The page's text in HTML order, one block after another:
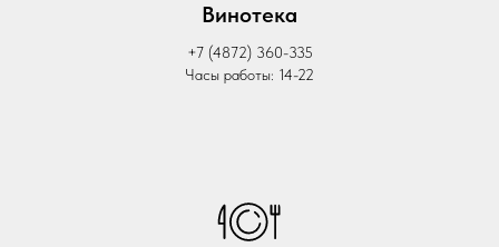
Винотека
+7 (4872) 360-335
Часы работы: 14-22